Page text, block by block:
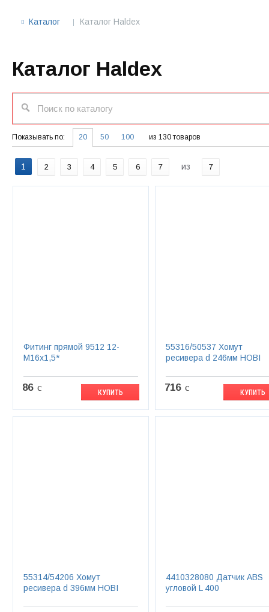
Каталог Каталог Haldex
Каталог Haldex
Показывать по: 20 50 100 из 130 товаров
1 2 3 4 5 6 7 из 7
Фитинг прямой 9512 12-
М16х1,5*
86 c КУПИТЬ
55316/50537 Хомут
ресивера d 246мм HOBI
716 c КУПИТЬ
55314/54206 Хомут
ресивера d 396мм HOBI
4410328080 Датчик ABS
угловой L 400